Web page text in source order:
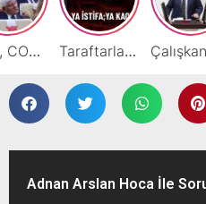
MKÜ, COP31 Hazırlık Sürecinde Bilim Diplomasisine Katkı Sunacak Taraftarlar Sessizlik değil ÇÖZÜM istiyor
Adnan Arslan Hoca İle